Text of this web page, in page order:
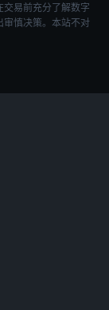
易前充分了解数字
审慎决策。本站不对